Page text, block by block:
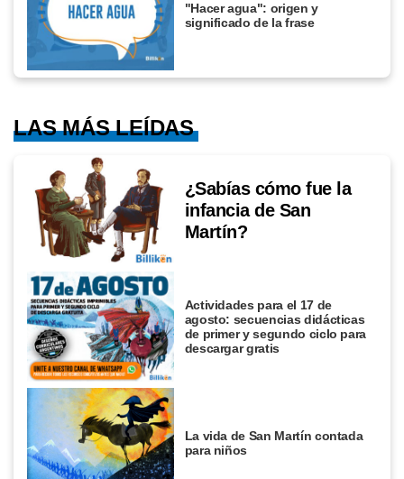
"Hacer agua": origen y
significado de la frase
LAS MÁS LEÍDAS
¿Sabías cómo fue la
infancia de San
Martín?
Actividades para el 17 de
agosto: secuencias didácticas
de primer y segundo ciclo para
descargar gratis
La vida de San Martín contada
para niños